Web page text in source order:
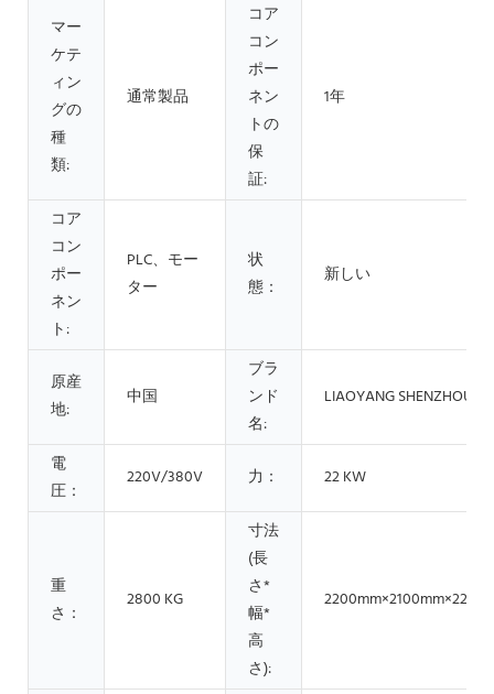
マー
ケテ
ィン
グの
種
類:
通常製品
コア
コン
ポー
ネン
トの
保
証:
1年
コア
コン
ポー
ネン
ト:
PLC、モー
ター
状
態：
新しい
原産
地:
中国
ブラ
ンド
名:
LIAOYANG SHENZHOU
電
圧：
220V/380V 力： 22 KW
重
さ：
2800 KG
寸法
(長
さ*
幅*
高
さ):